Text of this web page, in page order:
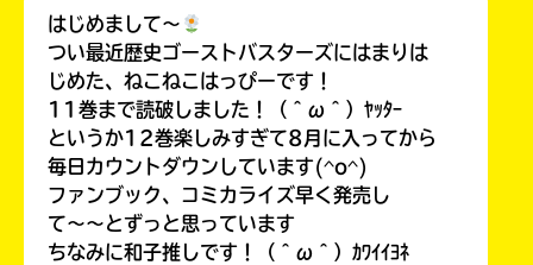
はじめまして〜
つい最近歴史ゴーストバスターズにはまりは
じめた、ねこねこはっぴーです！
11巻まで読破しました！（＾ω＾）ﾔｯﾀｰ
というか12巻楽しみすぎて8月に入ってから
毎日カウントダウンしています(^o^)
ファンブック、コミカライズ早く発売し
て〜〜とずっと思っています
ちなみに和子推しです！（＾ω＾）ｶﾜｲｲﾖﾈ